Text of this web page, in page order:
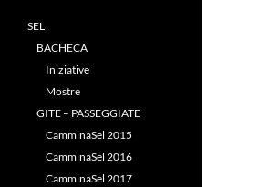
SEL
BACHECA
Iniziative
Mostre
GITE – PASSEGGIATE
CamminaSel 2015
CamminaSel 2016
CamminaSel 2017